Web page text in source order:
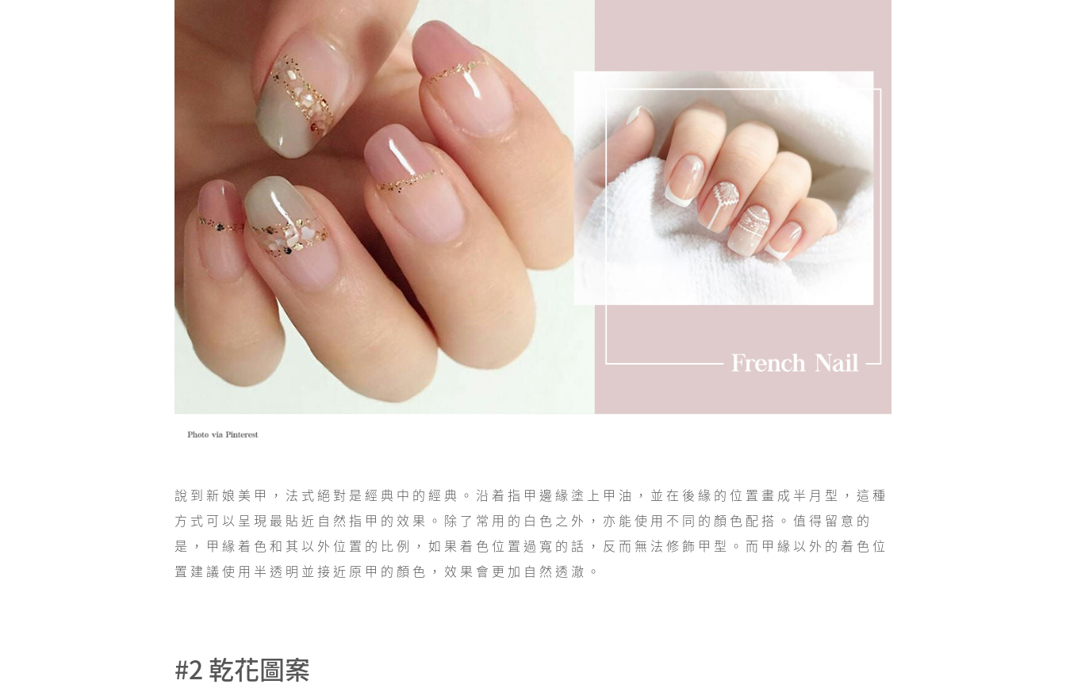
說到新娘美甲，法式絕對是經典中的經典。沿着指甲邊緣塗上甲油，並在後緣的位置畫成半月型，這種
方式可以呈現最貼近自然指甲的效果。除了常用的白色之外，亦能使用不同的顏色配搭。值得留意的
是，甲緣着色和其以外位置的比例，如果着色位置過寬的話，反而無法修飾甲型。而甲緣以外的着色位
置建議使用半透明並接近原甲的顏色，效果會更加自然透澈。
#2 乾花圖案